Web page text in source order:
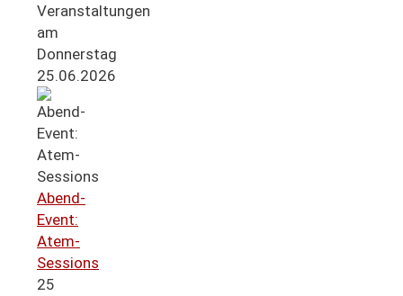
Veranstaltungen
am
Donnerstag
25.06.2026
Abend-
Event:
Atem-
Sessions
25